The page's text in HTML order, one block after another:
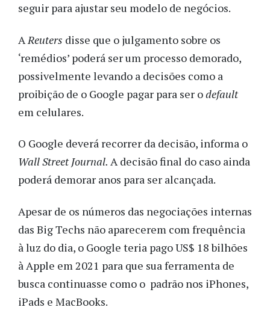
seguir para ajustar seu modelo de negócios.
A Reuters disse que o julgamento sobre os
‘remédios’ poderá ser um processo demorado,
possivelmente levando a decisões como a
proibição de o Google pagar para ser odefault
em celulares.
O Google deverá recorrer da decisão, informa o
Wall Street Journal. A decisão final do caso ainda
poderá demorar anos para ser alcançada.
Apesar de os números das negociações internas
das Big Techs não aparecerem com frequência
à luz do dia, o Google teria pago US$ 18 bilhões
à Apple em 2021 para que sua ferramenta de
busca continuasse como o padrão nos iPhones,
iPads e MacBooks.